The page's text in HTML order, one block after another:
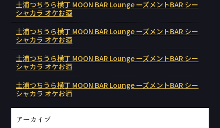
土浦つちうら横丁 MOON BAR Lounge ーズメントBAR シー
シャカラ オケお酒
土浦つちうら横丁 MOON BAR Lounge ーズメントBAR シー
シャカラ オケお酒
土浦つちうら横丁 MOON BAR Lounge ーズメントBAR シー
シャカラ オケお酒
土浦つちうら横丁 MOON BAR Lounge ーズメントBAR シー
シャカラ オケお酒
アーカイブ